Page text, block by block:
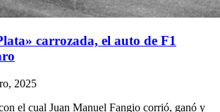
carrozada, el auto de F1
2025
el cual Juan Manuel Fangio corrió, ganó y